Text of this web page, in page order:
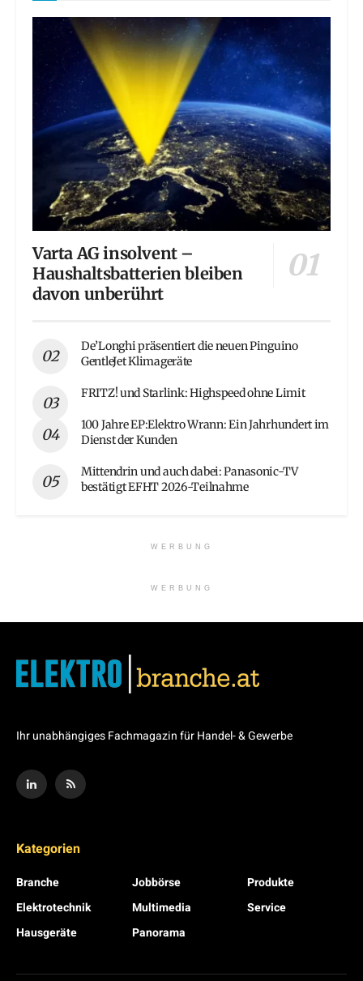
Varta AG insolvent –
Haushaltsbatterien bleiben
davon unberührt
De’Longhi präsentiert die neuen Pinguino
GentleJet Klimageräte
FRITZ! und Starlink: Highspeed ohne Limit
100 Jahre EP:Elektro Wrann: Ein Jahrhundert im
Dienst der Kunden
Mittendrin und auch dabei: Panasonic-TV
bestätigt EFHT 2026-Teilnahme
WERBUNG
WERBUNG
Ihr unabhängiges Fachmagazin für Handel- & Gewerbe
Kategorien
Branche
Elektrotechnik
Hausgeräte
Jobbörse
Multimedia
Panorama
Produkte
Service